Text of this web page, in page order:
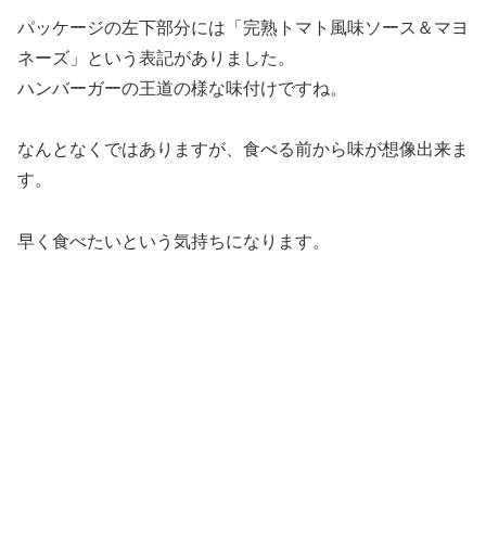
パッケージの左下部分には「完熟トマト風味ソース＆マヨ
ネーズ」という表記がありました。
ハンバーガーの王道の様な味付けですね。
なんとなくではありますが、食べる前から味が想像出来ま
す。
早く食べたいという気持ちになります。